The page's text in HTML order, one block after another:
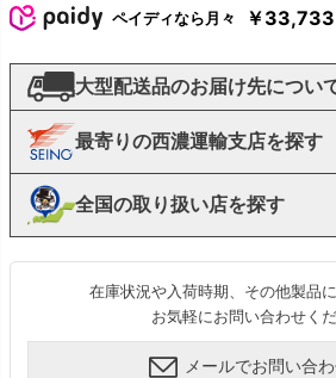
ペイディなら月々 ￥33,733
大型配送品のお届け先につい
最寄りの西濃運輸支店を探す
全国の取り扱い店を探す
在庫状況や入荷時期、その他製品
お気軽にお問い合わせくだ
メールでお問い合